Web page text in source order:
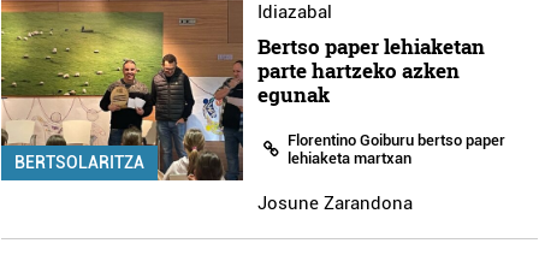
BERTSOLARITZA
Idiazabal
Bertso paper lehiaketan
parte hartzeko azken
egunak
Florentino Goiburu bertso paper
lehiaketa martxan
Josune Zarandona